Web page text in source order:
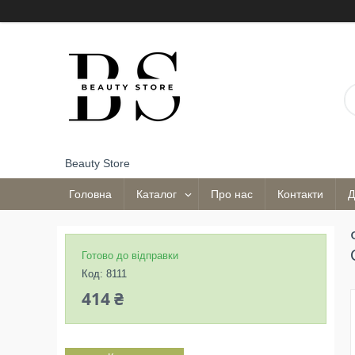
Beauty Store
Головна Каталог Про нас Контакти
Готово до відправки
Код: 8111
414 ₴